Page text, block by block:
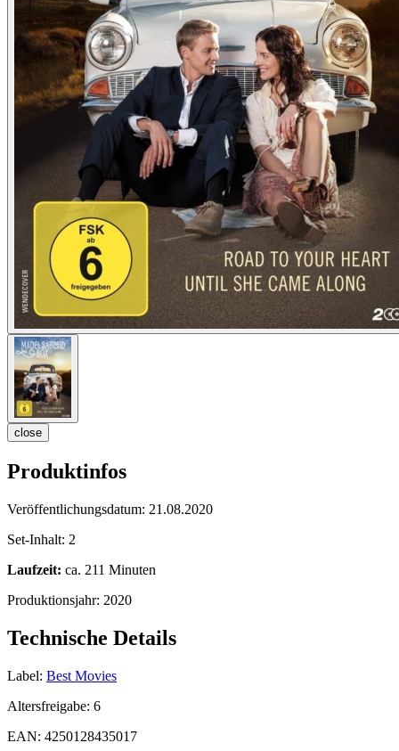
close
Produktinfos
Veröffentlichungsdatum: 21.08.2020
Set-Inhalt: 2
Laufzeit: ca. 211 Minuten
Produktionsjahr: 2020
Technische Details
Label: Best Movies
Altersfreigabe: 6
EAN: 4250128435017